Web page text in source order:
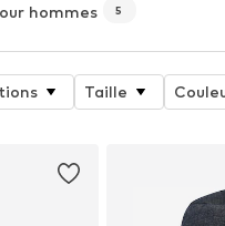
hommes 5
Taille